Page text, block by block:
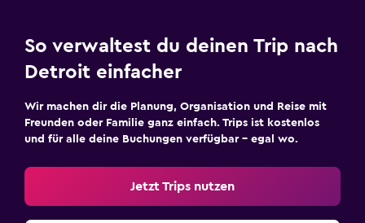
So verwaltest du deinen Trip nach
Detroit einfacher
Wir machen dir die Planung, Organisation und Reise mit
Freunden oder Familie ganz einfach. Trips ist kostenlos
und für alle deine Buchungen verfügbar – egal wo.
Jetzt Trips nutzen